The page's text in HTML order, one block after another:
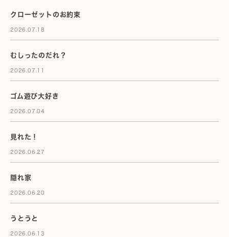
クローゼットのお約束
2026.07.18
むしったのだれ？
2026.07.11
ゴム遊び大好き
2026.07.04
見れた！
2026.06.27
隠れ家
2026.06.20
うとうと
2026.06.13